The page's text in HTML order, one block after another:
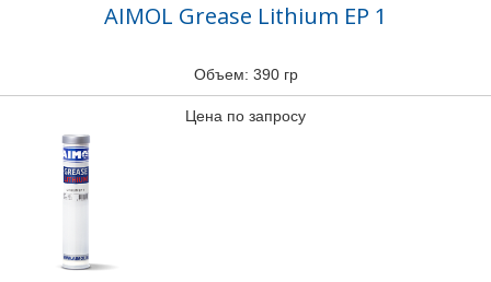
AIMOL Grease Lithium EP 1
Объем: 390 гр
Цена по запросу